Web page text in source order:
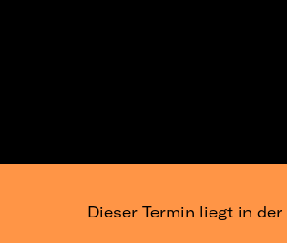
Dieser Termin liegt in der